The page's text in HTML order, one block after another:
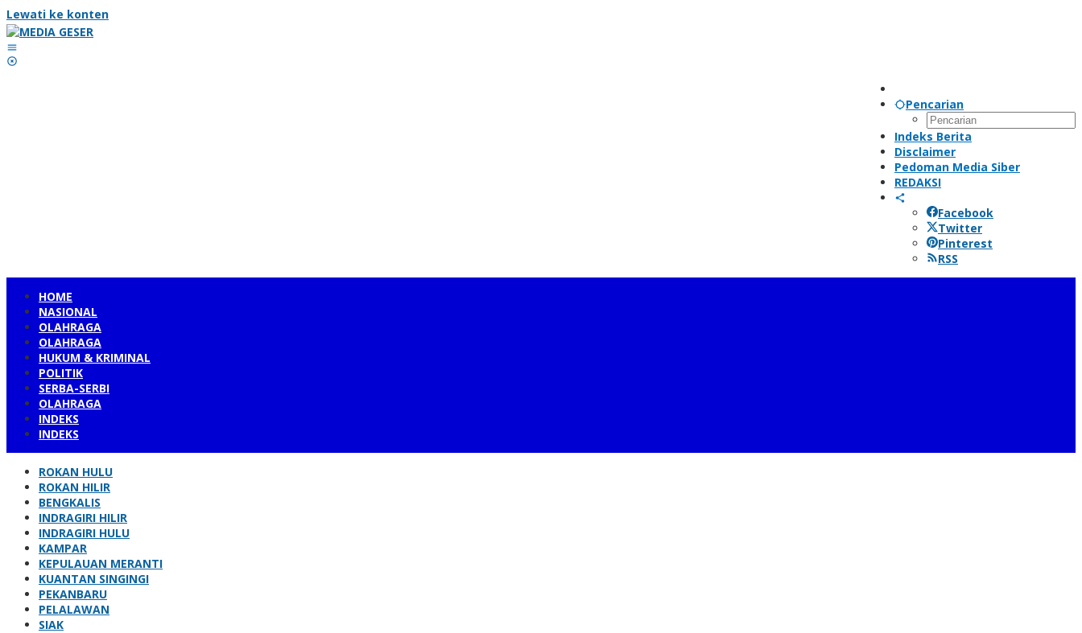
Lewati ke konten
Pencarian
Indeks Berita
Disclaimer
Pedoman Media Siber
REDAKSI
Facebook
Twitter
Pinterest
RSS
HOME
NASIONAL
OLAHRAGA
OLAHRAGA
HUKUM & KRIMINAL
POLITIK
SERBA-SERBI
OLAHRAGA
INDEKS
INDEKS
ROKAN HULU
ROKAN HILIR
BENGKALIS
INDRAGIRI HILIR
INDRAGIRI HULU
KAMPAR
KEPULAUAN MERANTI
KUANTAN SINGINGI
PEKANBARU
PELALAWAN
SIAK